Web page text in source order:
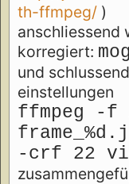
th-ffmpeg/ )
anschliessend
korregiert:
und
einstellungen
ffmpeg -f
-crf 22